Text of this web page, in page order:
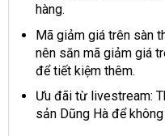
hàng.
Mã giảm giá trên sàn
nên săn mã giảm giá
để tiết kiệm thêm.
Ưu đãi từ livestream:
sản Dũng Hà để